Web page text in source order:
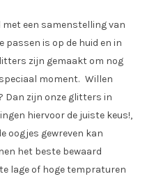
een samenstelling van
passen is op de huid en in
zijn gemaakt om nog
moment. Willen
Dan zijn onze glitters in
hiervoor de juiste keus!,
oogjes gewreven kan
het beste bewaard
lage of hoge tempraturen